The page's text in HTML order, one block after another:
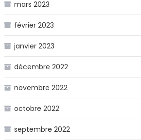
mars 2023
février 2023
janvier 2023
décembre 2022
novembre 2022
octobre 2022
septembre 2022